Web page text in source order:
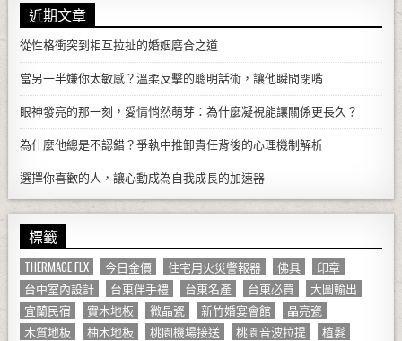
近期文章
從性格衝突到相互拉扯的婚姻磨合之道
當另一半嫌你太敏感？溫柔反擊的聰明話術，讓他瞬間閉嘴
眼神發亮的那一刻，愛情悄然萌芽：為什麼凝視能讓關係更長久？
為什麼他總是不認錯？爭執中推卸責任背後的心理機制解析
選擇你喜歡的人，讓心動成為自我成長的加速器
標籤
THERMAGE FLX 今日金價 住宅用火災警報器 佛具
印章
台中室內設計
台東伴手禮 台東名產 台東必買
大圖輸出
宜蘭民宿
實木地板 微晶瓷 新竹婚宴會館
晶亮瓷
木質地板
柚木地板 桃園機場接送 桃園音波拉提
植髮